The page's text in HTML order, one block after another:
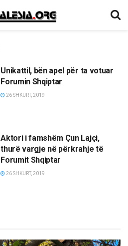
Unikattil, bën apel për ta votuar
Forumin Shqiptar
26 SHKURT, 2019
Aktori i famshëm Çun Lajçi,
thurë vargje në përkrahje të
Forumit Shqiptar
26 SHKURT, 2019